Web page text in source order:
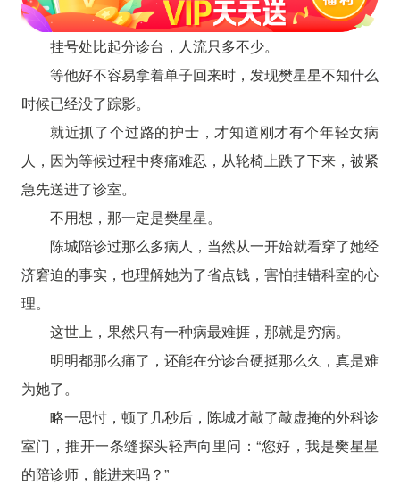
挂号处比起分诊台，人流只多不少。
等他好不容易拿着单子回来时，发现樊星星不知什么
时候已经没了踪影。
就近抓了个过路的护士，才知道刚才有个年轻女病
人，因为等候过程中疼痛难忍，从轮椅上跌了下来，被紧
急先送进了诊室。
不用想，那一定是樊星星。
陈城陪诊过那么多病人，当然从一开始就看穿了她经
济窘迫的事实，也理解她为了省点钱，害怕挂错科室的心
理。
这世上，果然只有一种病最难捱，那就是穷病。
明明都那么痛了，还能在分诊台硬挺那么久，真是难
为她了。
略一思忖，顿了几秒后，陈城才敲了敲虚掩的外科诊
室门，推开一条缝探头轻声向里问：“您好，我是樊星星
的陪诊师，能进来吗？”